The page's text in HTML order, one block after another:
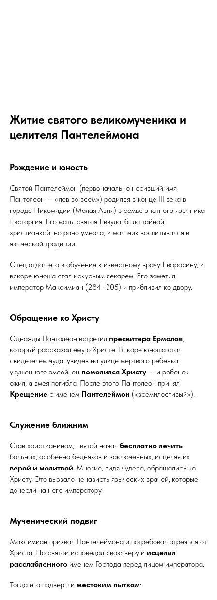
Житие святого великомученика и
целителя Пантелеймона
Рождение и юность
Святой Пантелеймон (первоначально носивший имя
Пантолеон — «лев во всем») родился в конце III века в
городе Никомидии (Малая Азия) в семье знатного язычника
Евсторгия. Его мать, святая Еввула, была тайной
христианкой, но рано умерла, и мальчик воспитывался в
языческой традиции.
Отец отдал его в обучение к известному врачу Евфросину, и
вскоре юноша стал искусным лекарем. Его заметил
император Максимиан (284–305) и приблизил ко двору.
Обращение ко Христу
Однажды Пантолеон встретил пресвитера Ермолая,
который рассказал ему о Христе. Вскоре юноша стал
свидетелем чуда: увидев на улице мертвого ребенка,
укушенного змеей, он помолился Христу — и ребенок
ожил, а змея погибла. После этого Пантолеон принял
Крещение с именем Пантелеймон («всемилостивый»).
Служение ближним
Став христианином, святой начал бесплатно лечить
больных, особенно бедняков и заключенных, исцеляя их
верой и молитвой. Многие, видя чудеса, обращались ко
Христу. Это вызвало ненависть языческих врачей, которые
донесли на него императору.
Мученический подвиг
Максимиан призвал Пантелеймона и потребовал отречься от
Христа. Но святой исповедал свою веру и исцелил
расслабленного именем Господа перед лицом императора.
Тогда его подвергли жестоким пыткам: